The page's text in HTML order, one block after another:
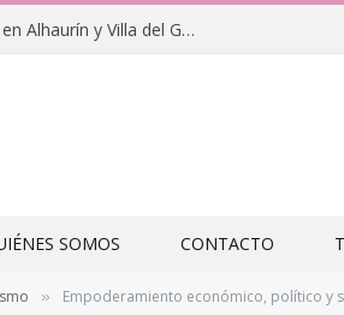
Clausuras de los campamentos de verano en Alhaurín y Villa del Guadalhorce 2026
SOMOS CONTACTO
» Empoderamiento económico, político y